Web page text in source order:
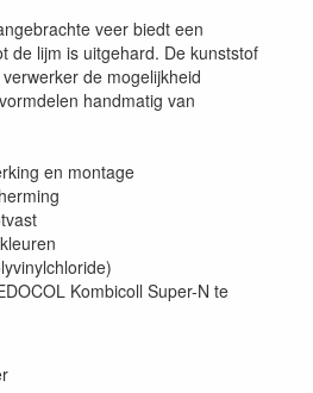
veer biedt een
de lijm is uitgehard. De kunststof
de mogelijkheid
handmatig van
en montage
Kombicoll Super-N te